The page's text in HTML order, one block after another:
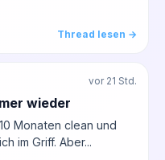
Thread lesen →
vor 21 Std.
wieder
Monaten clean und
im Griff. Aber...